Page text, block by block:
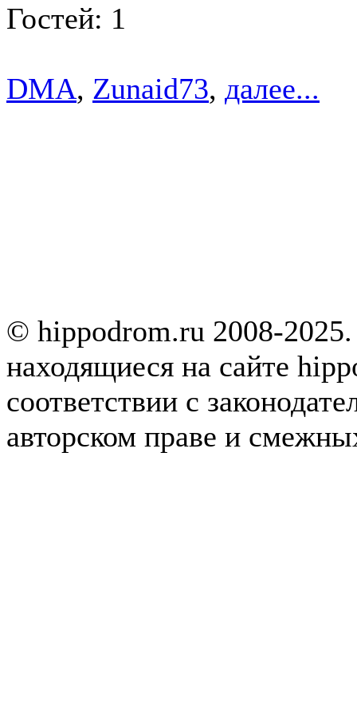
Гостей: 1
DMA, Zunaid73, далее...
© hippodrom.ru 2008-
находящиеся на сайте
соответствии с
авторском праве и